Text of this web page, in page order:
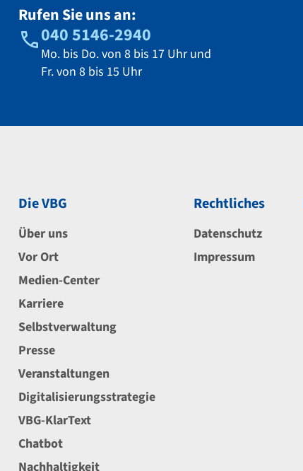
Rufen Sie uns an:
040 5146-2940
Mo. bis Do. von 8 bis 17 Uhr und
Fr. von 8 bis 15 Uhr
Die VBG
Über uns
Vor Ort
Medien-Center
Karriere
Selbstverwaltung
Presse
Veranstaltungen
Digitalisierungsstrategie
VBG-KlarText
Chatbot
Nachhaltigkeit
Rechtliches
Datenschutz
Impressum